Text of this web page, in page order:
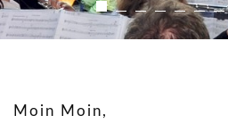
Moin Moin,